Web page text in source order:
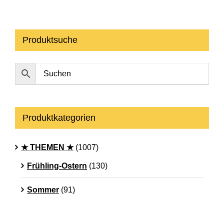
Produktsuche
Produktkategorien
★ THEMEN ★ (1007)
Frühling-Ostern (130)
Sommer (91)